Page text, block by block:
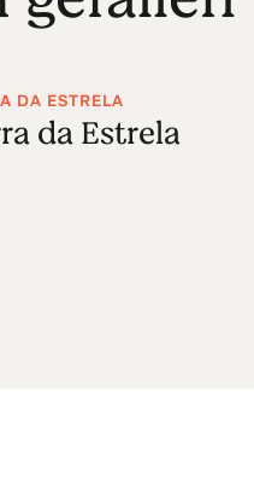
DA ESTRELA
da Estrela